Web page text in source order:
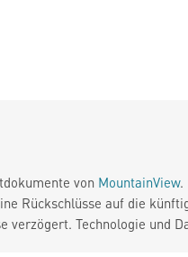
von MountainView.
Rückschlüsse auf die
Technologie und